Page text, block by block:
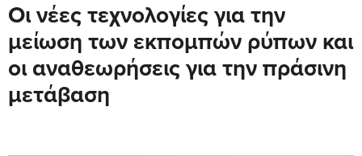
Οι νέες τεχνολογίες για την
μείωση των εκπομπών ρύπων και
οι αναθεωρήσεις για την πράσινη
μετάβαση